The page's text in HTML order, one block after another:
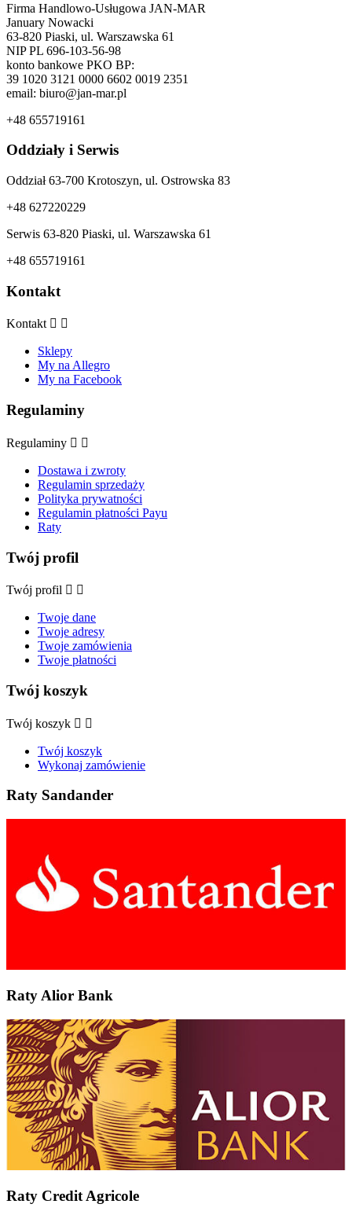
Firma Handlowo-Usługowa JAN-MAR
January Nowacki
63-820 Piaski, ul. Warszawska 61
NIP PL 696-103-56-98
konto bankowe PKO BP:
39 1020 3121 0000 6602 0019 2351
email: biuro@jan-mar.pl
+48 655719161
Oddziały i Serwis
Oddział 63-700 Krotoszyn, ul. Ostrowska 83
+48 627220229
Serwis 63-820 Piaski, ul. Warszawska 61
+48 655719161
Kontakt
Kontakt  
Sklepy
My na Allegro
My na Facebook
Regulaminy
Regulaminy  
Dostawa i zwroty
Regulamin sprzedaży
Polityka prywatności
Regulamin płatności Payu
Raty
Twój profil
Twój profil  
Twoje dane
Twoje adresy
Twoje zamówienia
Twoje płatności
Twój koszyk
Twój koszyk  
Twój koszyk
Wykonaj zamówienie
Raty Sandander
Raty Alior Bank
Raty Credit Agricole